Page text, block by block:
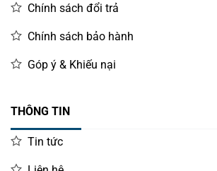
Chính sách đổi trả
Chính sách bảo hành
Góp ý & Khiếu nại
THÔNG TIN
Tin tức